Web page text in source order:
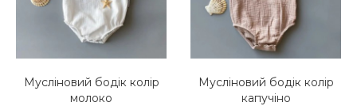
Мусліновий бодік колір
молоко
Мусліновий бодік колір
капучіно